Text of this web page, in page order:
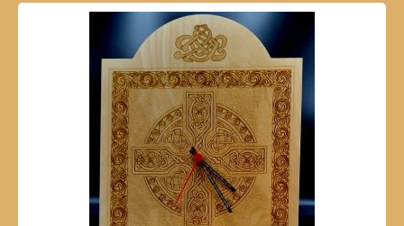
prodotto
ha
più
varianti.
Le
opzioni
possono
essere
scelte
nella
pagina
del